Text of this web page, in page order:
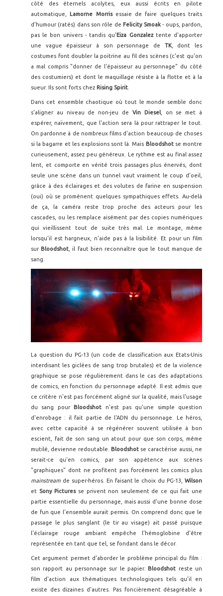
côté des éternels acolytes, eux aussi écrits en pilote
automatique,
Lamorne Morris essaie de faire quelques traits
d'humour (ratés) dans son rôle de Felicity Smoak- oups, pardon,
pas le bon univers - tandis qu' Eiza Gonzalez tente d'apporter
une vague épaisseur à son personnage de TK, dont les
costumes font doubler la poitrine au fil des scènes (c'est qu'on
a mal compris "donner de l'épaisseur au personnage" du côté
des costumiers) et dont le maquillage résiste à la flotte et à la
sueur. Ils sont forts chez Rising Spirit
Dans cet ensemble chaotique où tout le monde semble donc
s'aligner au niveau de non-jeu de Vin Diesel, on se met à
espérer, naïvement, que l'action sera là pour rattraper le tout.
On pardonne à de nombreux films d'action beaucoup de choses
si la bagarre et les explosions sont là. Mais Bloodshot se montre
curieusement, assez peu généreux. Le rythme est au final assez
lent, et comporte en vérité trois passages plus énervés, dont
seule une scène dans un tunnel vaut vraiment le coup d'oeil,
grâce à des éclairages et des volutes de farine en suspension
(oui) où se promènent quelques sympathiques effets. Au-delà
de ça, la caméra reste trop proche des acteurs pour les
cascades, ou les remplace aisément par des copies numériques
qui vieillissent tout de suite très mal. Le montage, même
lorsqu'il est hargneux, n'aide pas à la lisibilité. Et pour un film
sur Bloodshot , il faut bien reconnaître que le tout manque de
sang.
La question du PG-13 (un code de classification aux Etats-Unis
interdisant les giclées de sang trop brutales) et de la violence
graphique se pose régulièrement dans le cas des adaptations
de comics, en fonction du personnage adapté. Il est admis que
ce critère n'est pas forcément aligné sur la qualité, mais l'usage
du sang pour Bloodshot n'est pas qu'une simple question
d'enrobage : il fait partie de l'ADN du personnage. Le héros,
avec cette capacité à se régénérer souvent utilisée à bon
escient, fait de son sang un atout pour que son corps, même
mutilé, devienne redoutable. Bloodshot se caractérise aussi, ne
serait-ce qu'en comics, par son appétence aux scènes
"graphiques" dont ne profitent pas forcément les comics plus
mainstream de super-héros. En faisant le choix du PG-13, Wilson
et Sony Pictures se privent non seulement de ce qui fait une
partie essentielle du personnage, mais aussi d'une bonne dose
de fun que l'ensemble aurait permis. On comprend donc que le
passage le plus sanglant (le tir au visage) ait passé puisque
l'éclairage rouge ambiant empêche l’hémoglobine d'être
représentée en tant que tel, se fondant dans le décor.
Cet argument permet d'aborder le problème principal du film :
son rapport au personnage sur le papier. Bloodshot reste un
film d'action aux thématiques technologiques tels qu'il en
existe des dizaines d'autres. Pas foncièrement désagréable à